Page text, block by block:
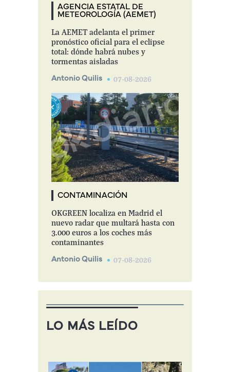
AGENCIA ESTATAL DE
METEOROLOGÍA (AEMET)
La AEMET adelanta el primer
pronóstico oficial para el eclipse
total: dónde habrá nubes y
tormentas aisladas
Antonio Quilis 07-08-2026
CONTAMINACIÓN
OKGREEN localiza en Madrid el
nuevo radar que multará hasta con
3.000 euros a los coches más
contaminantes
Antonio Quilis 07-08-2026
LO MÁS LEÍDO